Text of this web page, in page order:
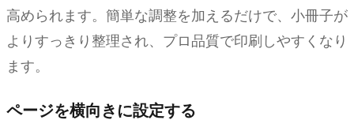
高められます。簡単な調整を加えるだけで、小冊子が
よりすっきり整理され、プロ品質で印刷しやすくなり
ます。
ページを横向きに設定する